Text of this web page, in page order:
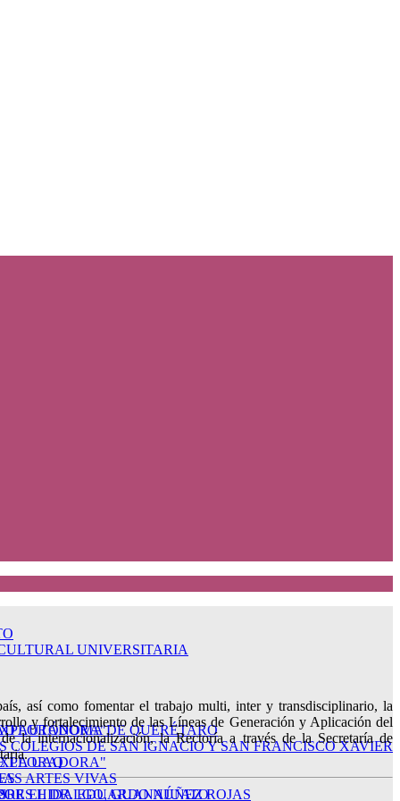
UNIVERSITARIA
AUTÓNOMA DE QUERÉTARO
DE SAN IGNACIO Y SAN FRANCISCO XAVIER
ARTES VIVAS
LA UAQ
EL DR. EDUARDO NÚÑEZ ROJAS
HIDALGO, GUANAJUATO
así como fomentar el trabajo multi, inter y transdisciplinario, la
y fortalecimiento de las Líneas de Generación y Aplicación del
la internacionalización, la Rectoría a través de la Secretaría de